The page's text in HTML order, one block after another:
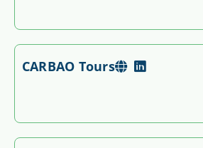
CARBAO Tours